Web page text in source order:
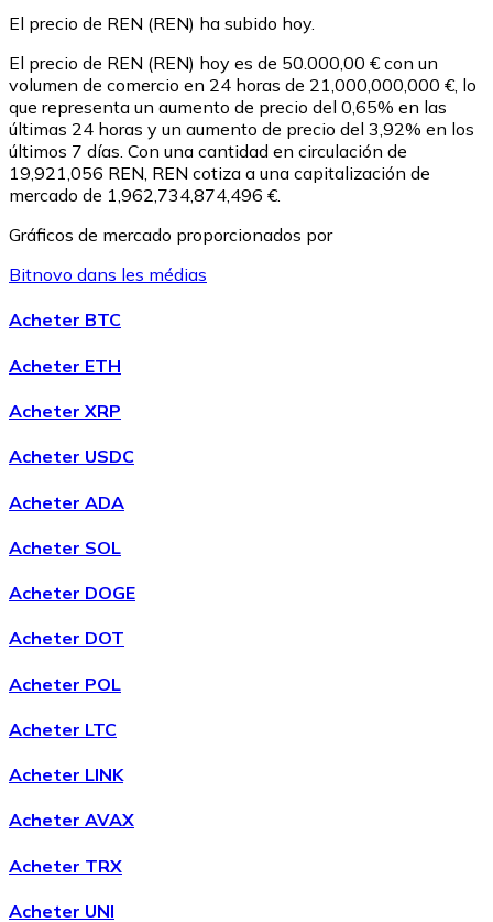
USDC
Litecoin
XRP
XRP
El precio de REN (REN) ha subido hoy.
El precio de REN (REN) hoy es de 50.000,00 € con un
volumen de comercio en 24 horas de 21,000,000,000 €, lo
que representa un aumento de precio del 0,65% en las
últimas 24 horas y un aumento de precio del 3,92% en los
últimos 7 días. Con una cantidad en circulación de
19,921,056 REN, REN cotiza a una capitalización de
mercado de 1,962,734,874,496 €.
Gráficos de mercado proporcionados por
Bitnovo dans les médias
Acheter BTC
Acheter ETH
Acheter XRP
Acheter USDC
Acheter ADA
Acheter SOL
Acheter DOGE
Acheter DOT
Acheter POL
Acheter LTC
Acheter LINK
Acheter AVAX
Acheter TRX
Acheter UNI